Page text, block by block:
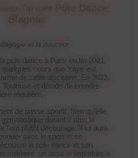
et la douceur
pole dance à Paris en fin 2021,
quelques cours que Yaye est
de cette discipline. En 2022,
et décide de prendre
régulière.
de passé sportif, bien qu’elle
durant 2 ans, le
l’ont plutôt découragé. Il lui aura
avec le sport et se
la pole dance et son
solidaire, un atout si important à